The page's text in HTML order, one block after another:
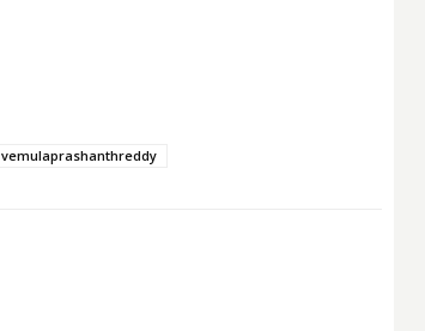
vemulaprashanthreddy